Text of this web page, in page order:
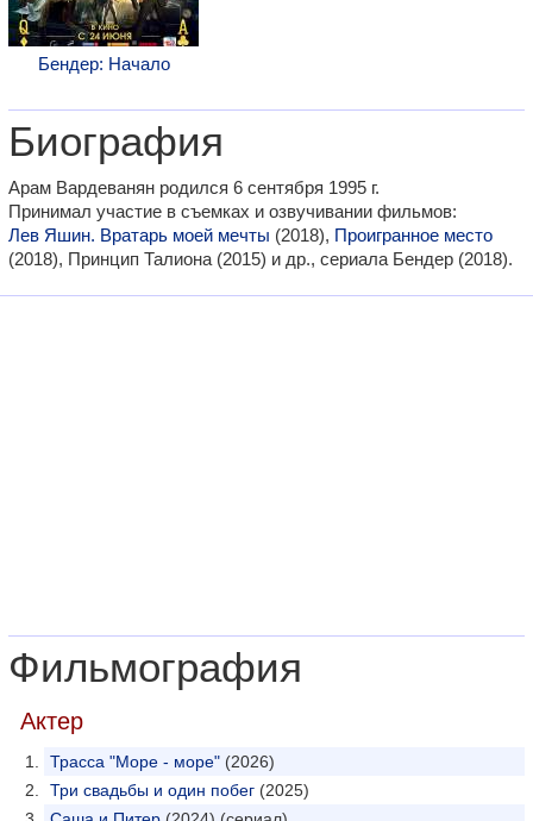
Бендер: Начало
Биография
Арам Вардеванян родился 6 сентября 1995 г.
Принимал участие в съемках и озвучивании фильмов:
Лев Яшин. Вратарь моей мечты (2018), Проигранное место
(2018), Принцип Талиона (2015) и др., сериала Бендер (2018).
Фильмография
Актер
Трасса "Море - море" (2026)
Три свадьбы и один побег (2025)